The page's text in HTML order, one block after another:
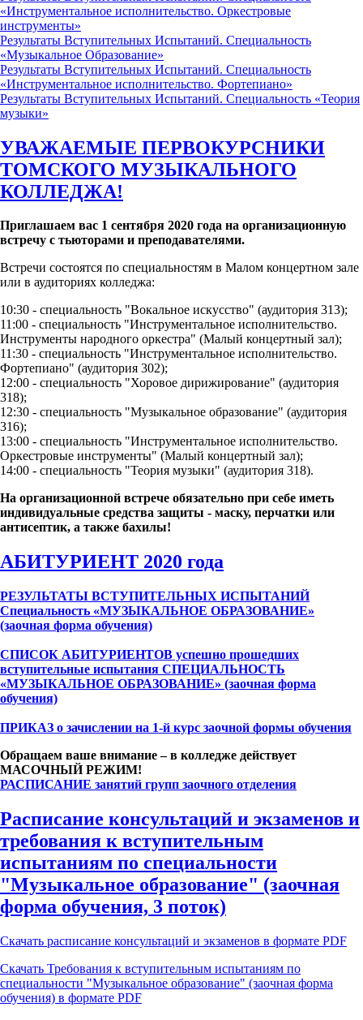
«Инструментальное исполнительство. Оркестровые
инструменты»
Результаты Вступительных Испытаний. Специальность
«Музыкальное Образование»
Результаты Вступительных Испытаний. Специальность
«Инструментальное исполнительство. Фортепиано»
Результаты Вступительных Испытаний. Специальность «Теория
музыки»
УВАЖАЕМЫЕ ПЕРВОКУРСНИКИ
ТОМСКОГО МУЗЫКАЛЬНОГО
КОЛЛЕДЖА!
Приглашаем вас 1 сентября 2020 года на организационную
встречу с тьюторами и преподавателями.
Встречи состоятся по специальностям в Малом концертном зале
или в аудиториях колледжа:
10:30 - специальность "Вокальное искусство" (аудитория 313);
11:00 - специальность "Инструментальное исполнительство.
Инструменты народного оркестра" (Малый концертный зал);
11:30 - специальность "Инструментальное исполнительство.
Фортепиано" (аудитория 302);
12:00 - специальность "Хоровое дирижирование" (аудитория
318);
12:30 - специальность "Музыкальное образование" (аудитория
316);
13:00 - специальность "Инструментальное исполнительство.
Оркестровые инструменты" (Малый концертный зал);
14:00 - специальность "Теория музыки" (аудитория 318).
На организационной встрече обязательно при себе иметь
индивидуальные средства защиты - маску, перчатки или
антисептик, а также бахилы!
АБИТУРИЕНТ 2020 года
РЕЗУЛЬТАТЫ ВСТУПИТЕЛЬНЫХ ИСПЫТАНИЙ
Специальность «МУЗЫКАЛЬНОЕ ОБРАЗОВАНИЕ»
(заочная форма обучения)
СПИСОК АБИТУРИЕНТОВ успешно прошедших
вступительные испытания СПЕЦИАЛЬНОСТЬ
«МУЗЫКАЛЬНОЕ ОБРАЗОВАНИЕ» (заочная форма
обучения)
ПРИКАЗ о зачислении на 1-й курс заочной формы обучения
Обращаем ваше внимание – в колледже действует
МАСОЧНЫЙ РЕЖИМ!
РАСПИСАНИЕ занятий групп заочного отделения
Расписание консультаций и экзаменов и
требования к вступительным
испытаниям по специальности
"Музыкальное образование" (заочная
форма обучения, 3 поток)
Скачать расписание консультаций и экзаменов в формате PDF
Скачать Требования к вступительным испытаниям по
специальности "Музыкальное образование" (заочная форма
обучения) в формате PDF